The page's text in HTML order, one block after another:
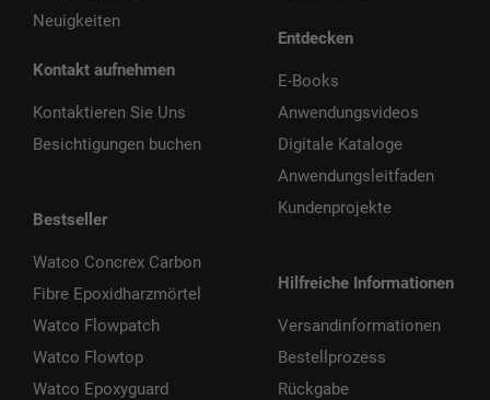
Neuigkeiten
Kontakt aufnehmen
Kontaktieren Sie Uns
Besichtigungen buchen
Bestseller
Watco Concrex Carbon
Fibre Epoxidharzmörtel
Watco Flowpatch
Watco Flowtop
Watco Epoxyguard
Entdecken
E-Books
Anwendungsvideos
Digitale Kataloge
Anwendungsleitfaden
Kundenprojekte
Hilfreiche Informationen
Versandinformationen
Bestellprozess
Rückgabe